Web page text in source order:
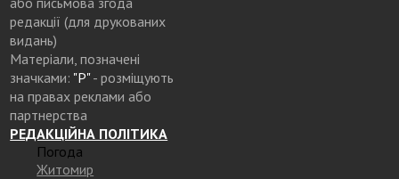
редакції (для друкованих
видань)
Матеріали, позначені
значками: "Р"- розміщують
на правах реклами або
партнерства
РЕДАКЦІЙНА ПОЛІТИКА
Погода
Житомир